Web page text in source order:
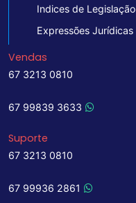
Indices de Legislação
Expressões Jurídicas
Vendas
67 3213 0810
67 99839 3633
Suporte
67 3213 0810
67 99936 2861